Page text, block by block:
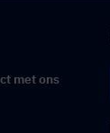
met ons